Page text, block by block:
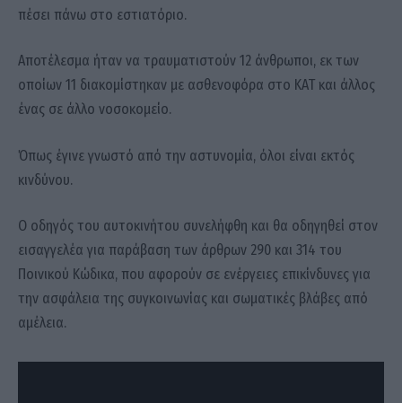
πέσει πάνω στο εστιατόριο.
Αποτέλεσμα ήταν να τραυματιστούν 12 άνθρωποι, εκ των
οποίων 11 διακομίστηκαν με ασθενοφόρα στο ΚΑΤ και άλλος
ένας σε άλλο νοσοκομείο.
Όπως έγινε γνωστό από την αστυνομία, όλοι είναι εκτός
κινδύνου.
Ο οδηγός του αυτοκινήτου συνελήφθη και θα οδηγηθεί στον
εισαγγελέα για παράβαση των άρθρων 290 και 314 του
Ποινικού Κώδικα, που αφορούν σε ενέργειες επικίνδυνες για
την ασφάλεια της συγκοινωνίας και σωματικές βλάβες από
αμέλεια.